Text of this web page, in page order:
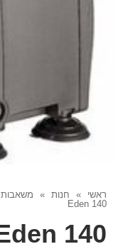
ראשי » חנות » משאבות
Eden 140
140